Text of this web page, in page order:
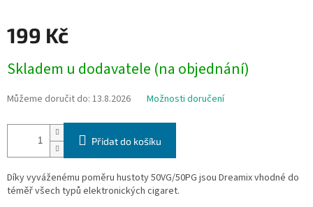
199 Kč
cena:
Skladem u dodavatele (na objednání)
Můžeme doručit do: 13.8.2026 Možnosti doručení
Přidat do košíku
Díky vyváženému poměru hustoty 50VG/50PG jsou Dreamix vhodné do
téměř všech typů elektronických cigaret.